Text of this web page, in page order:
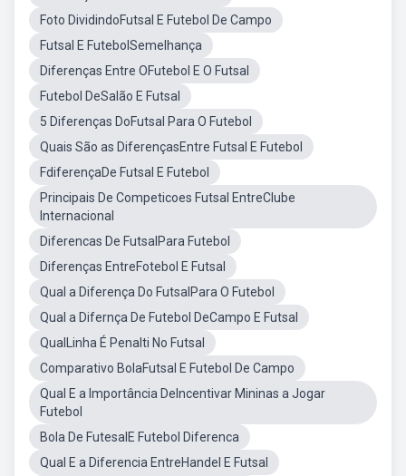
Foto DividindoFutsal E Futebol De Campo
Futsal E FutebolSemelhança
Diferenças Entre OFutebol E O Futsal
Futebol DeSalão E Futsal
5 Diferenças DoFutsal Para O Futebol
Quais São as DiferençasEntre Futsal E Futebol
FdiferençaDe Futsal E Futebol
Principais De Competicoes Futsal EntreClube
Internacional
Diferencas De FutsalPara Futebol
Diferenças EntreFotebol E Futsal
Qual a Diferença Do FutsalPara O Futebol
Qual a Difernça De Futebol DeCampo E Futsal
QualLinha É Penalti No Futsal
Comparativo BolaFutsal E Futebol De Campo
Qual E a Importância DeIncentivar Mininas a Jogar
Futebol
Bola De FutesalE Futebol Diferenca
Qual E a Diferencia EntreHandel E Futsal